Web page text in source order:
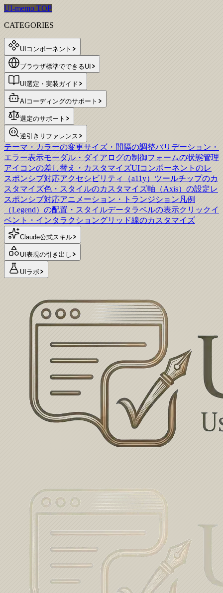
UI-memo TOP
CATEGORIES
UIコンポーネント
ブラウザ標準でできるUI
UI選定・実装ガイド
AIコーディングのサポート
選定のサポート
逆引きリファレンス
テーマ・カラーの変更サイズ・間隔の調整バリデーション・
エラー表示モーダル・ダイアログの制御フォームの状態管理
アイコンの差し替え・カスタマイズUIコンポーネントのレ
スポンシブ対応アクセシビリティ（a11y） ツールチップのカ
スタマイズ色・スタイルのカスタマイズ軸（Axis）の設定レ
スポンシブ対応アニメーション・トランジション 凡例
（Legend）の配置・スタイルデータラベルの表示クリックイ
ベント・インタラクショングリッド線のカスタマイズ
Claude公式スキル
UI表現の引き出し
UIラボ